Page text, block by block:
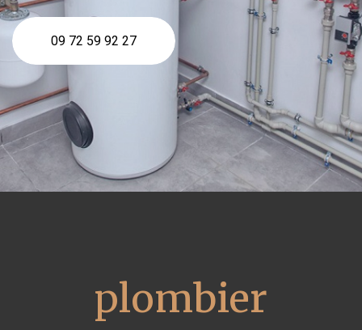
09 72 59 92 27
plombier